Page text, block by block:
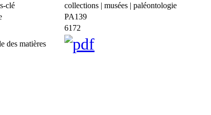
clé
collections | musées | paléontologie
PA139
6172
des matières